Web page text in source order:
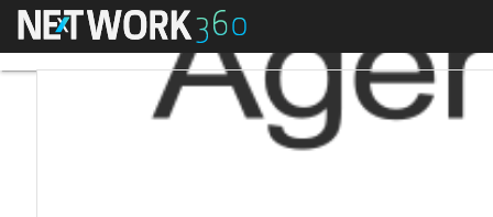
Menu